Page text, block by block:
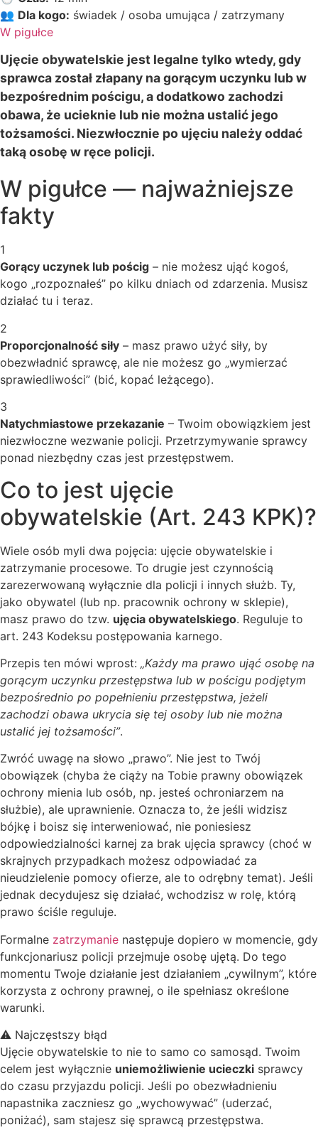
👥 Dla kogo: świadek / osoba umująca / zatrzymany
W pigułce
Ujęcie obywatelskie jest legalne tylko wtedy, gdy
sprawca został złapany na gorącym uczynku lub w
bezpośrednim pościgu, a dodatkowo zachodzi
obawa, że ucieknie lub nie można ustalić jego
tożsamości. Niezwłocznie po ujęciu należy oddać
taką osobę w ręce policji.
W pigułce — najważniejsze
fakty
1
Gorący uczynek lub pościg – nie możesz ująć kogoś,
kogo „rozpoznałeś” po kilku dniach od zdarzenia. Musisz
działać tu i teraz.
2
Proporcjonalność siły – masz prawo użyć siły, by
obezwładnić sprawcę, ale nie możesz go „wymierzać
sprawiedliwości” (bić, kopać leżącego).
3
Natychmiastowe przekazanie – Twoim obowiązkiem jest
niezwłoczne wezwanie policji. Przetrzymywanie sprawcy
ponad niezbędny czas jest przestępstwem.
Co to jest ujęcie
obywatelskie (Art. 243 KPK)?
Wiele osób myli dwa pojęcia: ujęcie obywatelskie i
zatrzymanie procesowe. To drugie jest czynnością
zarezerwowaną wyłącznie dla policji i innych służb. Ty,
jako obywatel (lub np. pracownik ochrony w sklepie),
masz prawo do tzw. ujęcia obywatelskiego. Reguluje to
art. 243 Kodeksu postępowania karnego.
Przepis ten mówi wprost: „Każdy ma prawo ująć osobę na
gorącym uczynku przestępstwa lub w pościgu podjętym
bezpośrednio po popełnieniu przestępstwa, jeżeli
zachodzi obawa ukrycia się tej osoby lub nie można
ustalić jej tożsamości”.
Zwróć uwagę na słowo „prawo”. Nie jest to Twój
obowiązek (chyba że ciąży na Tobie prawny obowiązek
ochrony mienia lub osób, np. jesteś ochroniarzem na
służbie), ale uprawnienie. Oznacza to, że jeśli widzisz
bójkę i boisz się interweniować, nie poniesiesz
odpowiedzialności karnej za brak ujęcia sprawcy (choć w
skrajnych przypadkach możesz odpowiadać za
nieudzielenie pomocy ofierze, ale to odrębny temat). Jeśli
jednak decydujesz się działać, wchodzisz w rolę, którą
prawo ściśle reguluje.
Formalne zatrzymanie następuje dopiero w momencie, gdy
funkcjonariusz policji przejmuje osobę ujętą. Do tego
momentu Twoje działanie jest działaniem „cywilnym”, które
korzysta z ochrony prawnej, o ile spełniasz określone
warunki.
⚠️ Najczęstszy błąd
Ujęcie obywatelskie to nie to samo co samosąd. Twoim
celem jest wyłącznie uniemożliwienie ucieczki sprawcy
do czasu przyjazdu policji. Jeśli po obezwładnieniu
napastnika zaczniesz go „wychowywać” (uderzać,
poniżać), sam stajesz się sprawcą przestępstwa.